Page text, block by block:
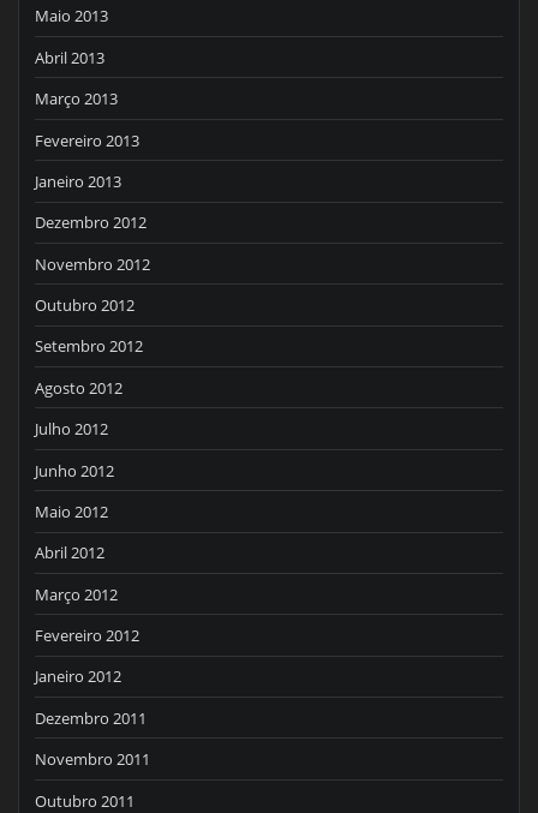
Maio 2013
Abril 2013
Março 2013
Fevereiro 2013
Janeiro 2013
Dezembro 2012
Novembro 2012
Outubro 2012
Setembro 2012
Agosto 2012
Julho 2012
Junho 2012
Maio 2012
Abril 2012
Março 2012
Fevereiro 2012
Janeiro 2012
Dezembro 2011
Novembro 2011
Outubro 2011